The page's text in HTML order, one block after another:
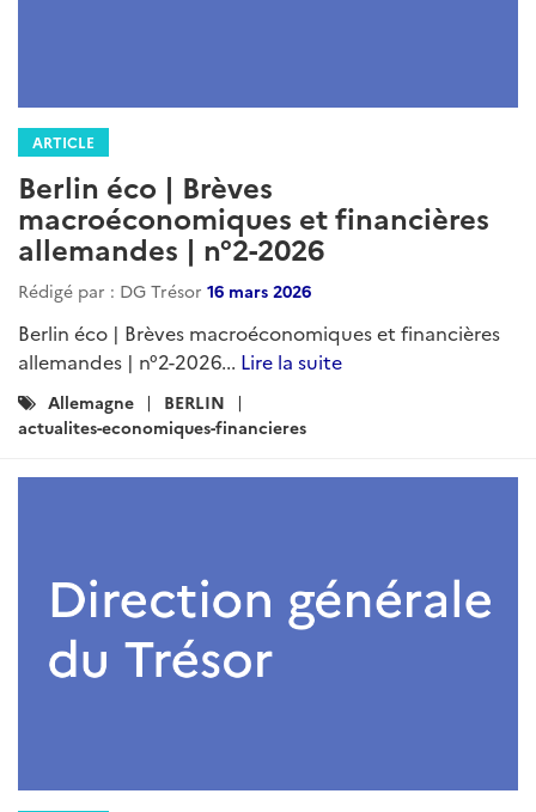
ARTICLE
Berlin éco | Brèves
macroéconomiques et financières
allemandes | n°2-2026
Rédigé par : DG Trésor 16 mars 2026
Berlin éco | Brèves macroéconomiques et financières
allemandes | n°2-2026... Lire la suite
Catégories
:
Allemagne
BERLIN
actualites-economiques-financieres